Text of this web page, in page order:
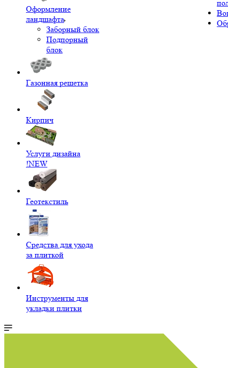
Оформление
ландшафта
Заборный блок
Подпорный
блок
Газонная решетка
Кирпич
Услуги дизайна
!NEW
Геотекстиль
Средства для ухода
за плиткой
Инструменты для
укладки плитки